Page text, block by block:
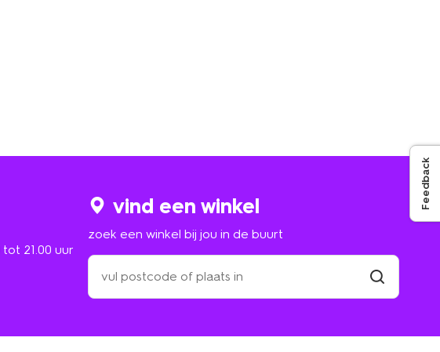
21.00 uur
vind een winkel
zoek een winkel bij jou in de buurt
zoek
een
winkel
in
Feedback